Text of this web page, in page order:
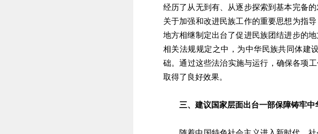
经历了从无到有、从逐步探索到基本完备
关于加强和改进民族工作的重要思想为指
地方相继制定出台了促进民族团结进步的
相关法规规定之中，为中华民族共同体建
础。通过这些法治实施与运行，确保各项
取得了良好效果。
三、建议国家层面出台一部保障铸牢